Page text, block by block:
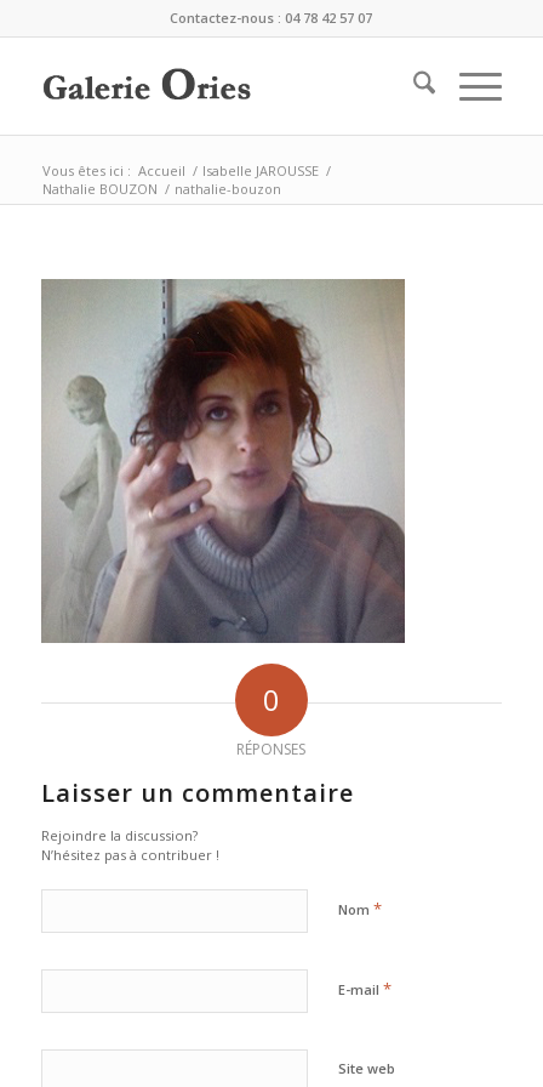
Contactez-nous : 04 78 42 57 07
Vous êtes ici : Accueil / Isabelle JAROUSSE /
Nathalie BOUZON / nathalie-bouzon
0
RÉPONSES
Laisser un commentaire
Rejoindre la discussion?
N’hésitez pas à contribuer !
Nom *
E-mail *
Site web